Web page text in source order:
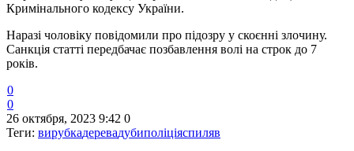
Кримінального кодексу України.
Наразі чоловіку повідомили про підозру у скоєнні злочину.
Санкція статті передбачає позбавлення волі на строк до 7
років.
0
0
26 октября, 2023 9:42 0
Теги: вирубкадеревадубиполіціяспиляв